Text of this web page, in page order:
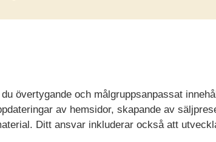
övertygande och målgruppsanpassat
av hemsidor, skapande av
Ditt ansvar inkluderar också att